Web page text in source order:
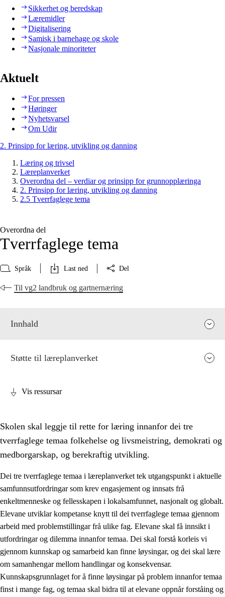
Sikkerhet og beredskap
Læremidler
Digitalisering
Samisk i barnehage og skole
Nasjonale minoriteter
Aktuelt
For pressen
Høringer
Nyhetsvarsel
Om Udir
2. Prinsipp for læring, utvikling og danning
Læring og trivsel
Læreplanverket
Overordna del – verdiar og prinsipp for grunnopplæringa
2. Prinsipp for læring, utvikling og danning
2.5 Tverrfaglege tema
Overordna del
Tverrfaglege tema
Språk Last ned Del
Til vg2 landbruk og gartnernæring
Innhald
2. Prinsipp for læring, utvikling og danning
Sosial læring og utvikling
2.2 Kompetanse i faga
2.3 Grunnleggjande ferdigheiter
2.4 Å lære å lære
Tverrfaglege tema
Støtte til læreplanverket
Vis ressursar
Skolen skal leggje til rette for læring innanfor dei tre
tverrfaglege temaa folkehelse og livsmeistring, demokrati og
medborgarskap, og berekraftig utvikling.
Dei tre tverrfaglege temaa i læreplanverket tek utgangspunkt i aktuelle
samfunnsutfordringar som krev engasjement og innsats frå
enkeltmenneske og fellesskapen i lokalsamfunnet, nasjonalt og globalt.
Elevane utviklar kompetanse knytt til dei tverrfaglege temaa gjennom
arbeid med problemstillingar frå ulike fag. Elevane skal få innsikt i
utfordringar og dilemma innanfor temaa. Dei skal forstå korleis vi
gjennom kunnskap og samarbeid kan finne løysingar, og dei skal lære
om samanhengar mellom handlingar og konsekvensar.
Kunnskapsgrunnlaget for å finne løysingar på problem innanfor temaa
finst i mange fag, og temaa skal bidra til at elevane oppnår forståing og